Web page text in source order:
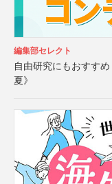
編集部セレクト
自由研究にもおすす
夏》